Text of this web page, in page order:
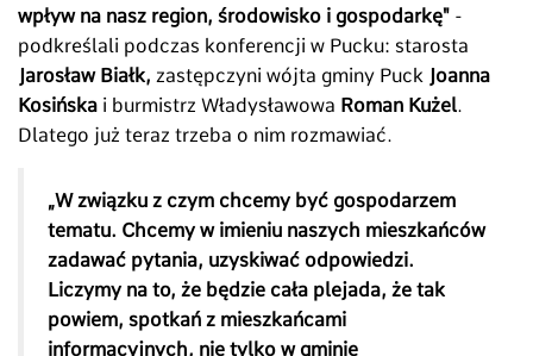
wpływ na nasz region, środowisko i gospodarkę" -
podkreślali podczas konferencji w Pucku: starosta
Jarosław Białk, zastępczyni wójta gminy Puck Joanna
Kosińska i burmistrz Władysławowa Roman Kużel.
Dlatego już teraz trzeba o nim rozmawiać.
„W związku z czym chcemy być gospodarzem
tematu. Chcemy w imieniu naszych mieszkańców
zadawać pytania, uzyskiwać odpowiedzi.
Liczymy na to, że będzie cała plejada, że tak
powiem, spotkań z mieszkańcami
informacyjnych, nie tylko w gminie